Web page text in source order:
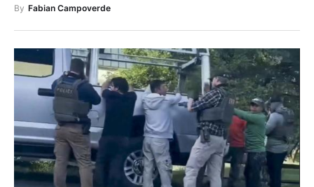
By Fabian Campoverde